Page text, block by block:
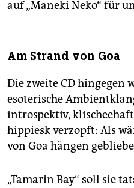
auf „Maneki Neko“ für
Am Strand von Goa
Die zweite CD hingegen
esoterische
introspektiv,
hippiesk verzopft: Als
von Goa hängen
„Tamarin Bay“ soll sie